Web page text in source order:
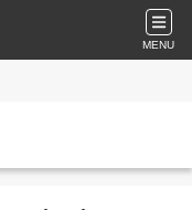
MENU